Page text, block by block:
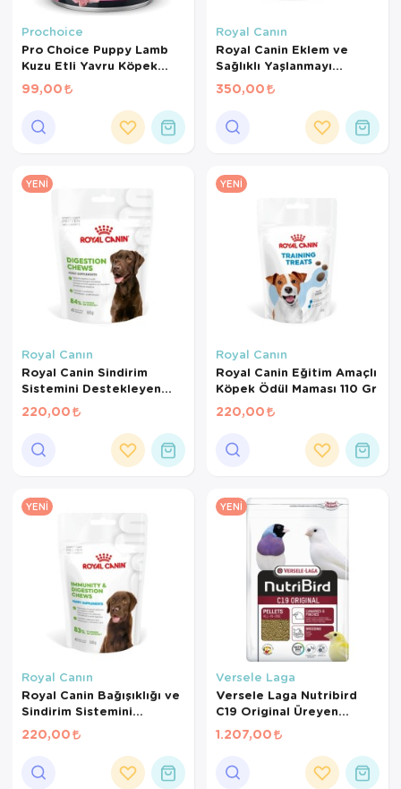
Prochoice
Pro Choice Puppy Lamb
Kuzu Etli Yavru Köpek
Konservesi 400 Gr
99,00
Royal Canın
Royal Canin Eklem ve
Sağlıklı Yaşlanmayı
Destekleyen Tamamlayıcı
Yetişkin Köpek Ödül
350,00
YENI
Royal Canın
Royal Canin Sindirim
Sistemini Destekleyen
Tamamlayıcı Yetişkin
Köpek Ödül Maması 160
220,00
YENI
Royal Canın
Royal Canin Eğitim Amaçlı
Köpek Ödül Maması 110 Gr
220,00
YENI
Royal Canın
Royal Canin Bağışıklığı ve
Sindirim Sistemini
Destekleyen Tamamlayıcı
Yavru Köpek Ödül Maması
220,00
YENI
Versele Laga
Versele Laga Nutribird
C19 Original Üreyen
Kanaryalar Ve Finçler İçin
1.207,00